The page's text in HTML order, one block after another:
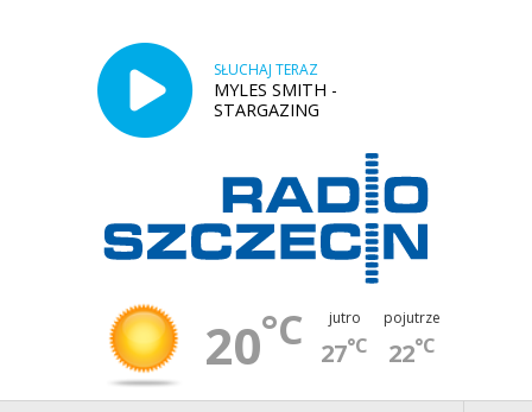
SŁUCHAJ TERAZ
MYLES SMITH -
STARGAZING
20°C jutro
27°C
pojutrze
22°C